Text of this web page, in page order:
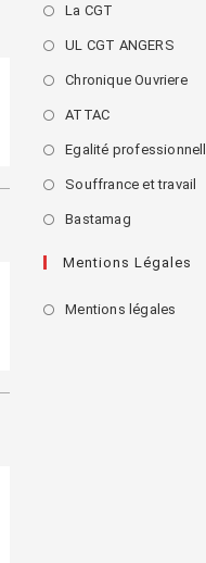
La CGT
UL CGT ANGERS
Chronique Ouvriere
ATTAC
Egalité
Souffrance et travail
Bastamag
Mentions Légales
Mentions légales